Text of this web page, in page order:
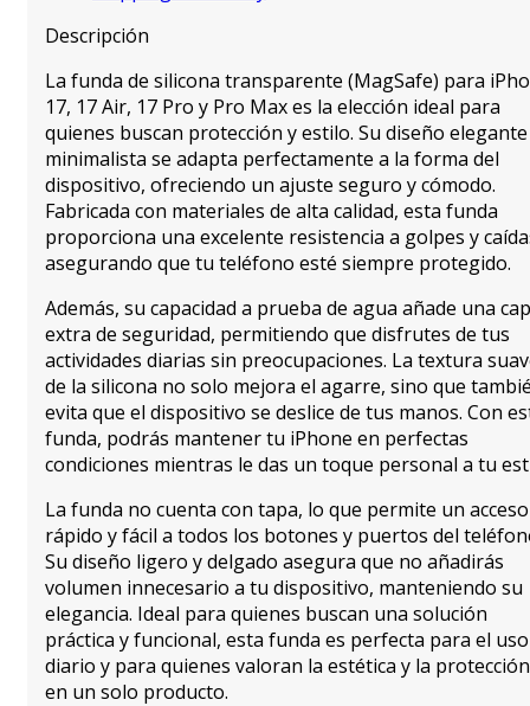
Descripción
La funda de silicona transparente (MagSafe) para
17, 17 Air, 17 Pro y Pro Max es la elección ideal para
quienes buscan protección y estilo. Su diseño
minimalista se adapta perfectamente a la forma del
dispositivo, ofreciendo un ajuste seguro y cómodo.
Fabricada con materiales de alta calidad, esta funda
proporciona una excelente resistencia a golpes y
asegurando que tu teléfono esté siempre protegido.
Además, su capacidad a prueba de agua añade una
extra de seguridad, permitiendo que disfrutes de tus
actividades diarias sin preocupaciones. La textura
de la silicona no solo mejora el agarre, sino que
evita que el dispositivo se deslice de tus manos. Con
funda, podrás mantener tu iPhone en perfectas
condiciones mientras le das un toque personal a tu
La funda no cuenta con tapa, lo que permite un acceso
rápido y fácil a todos los botones y puertos del
Su diseño ligero y delgado asegura que no añadirás
volumen innecesario a tu dispositivo, manteniendo su
elegancia. Ideal para quienes buscan una solución
práctica y funcional, esta funda es perfecta para el uso
diario y para quienes valoran la estética y la protección
en un solo producto.